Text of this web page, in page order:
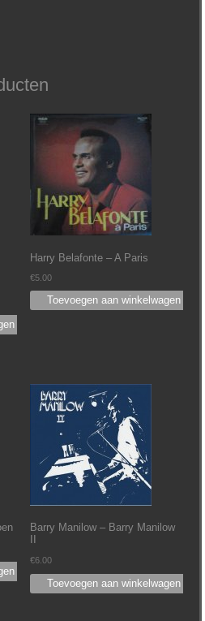
Harry Belafonte – A Paris
€5.00
Toevoegen aan winkelwagen
Barry Manilow – Barry Manilow
€6.00
Toevoegen aan winkelwagen